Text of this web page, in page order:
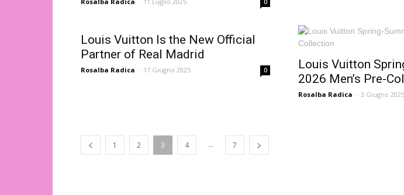
0
Louis Vuitton Is the New Official
Partner of Real Madrid
Rosalba Radica - 17 Giugno 2025 0
Louis Vuitton
2026 Men’s Pre-
Rosalba Radica - 3 Giugno 2025
1 2 3 4 ... 7